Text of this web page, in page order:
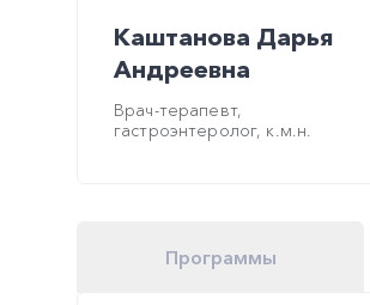
Каштанова Дарья
Андреевна
Врач-терапевт,
гастроэнтеролог, к.м.н.
Программы